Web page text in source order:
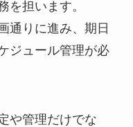
を担います。
通りに進み、期日
ジュール管理が必
や管理だけでな